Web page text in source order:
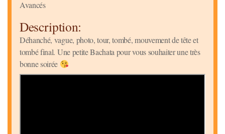
Avancés
Description:
Déhanché, vague, photo, tour, tombé, mouvement de tête et
tombé final. Une petite Bachata pour vous souhaiter une très
bonne soirée